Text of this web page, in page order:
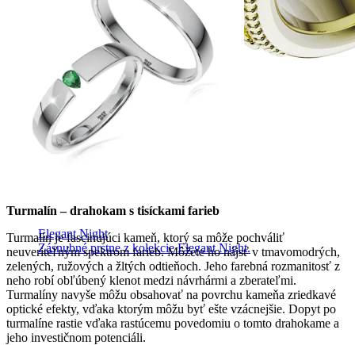
Elegant Night
Zásnubné prstne z kolekcie Elegant Night.
Turmalín – drahokam s tisíckami farieb
Turmalín je fascinujúci kameň, ktorý sa môže pochváliť
neuveriteľným spektrom farieb. Môžete ho nájsť v tmavomodrých,
zelených, ružových a žltých odtieňoch. Jeho farebná rozmanitosť z
neho robí obľúbený klenot medzi návrhármi a zberateľmi.
Turmalíny navyše môžu obsahovať na povrchu kameňa zriedkavé
optické efekty, vďaka ktorým môžu byť ešte vzácnejšie. Dopyt po
turmalíne rastie vďaka rastúcemu povedomiu o tomto drahokame a
jeho investičnom potenciáli.